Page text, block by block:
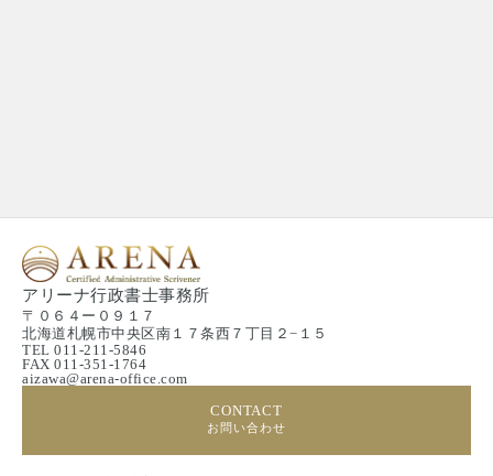
アリーナ行政書士事務所
〒０６４ー０９１７
北海道札幌市中央区南１７条西７丁目２−１５
TEL 011-211-5846
FAX 011-351-1764
aizawa@arena-office.com
CONTACT
お問い合わせ